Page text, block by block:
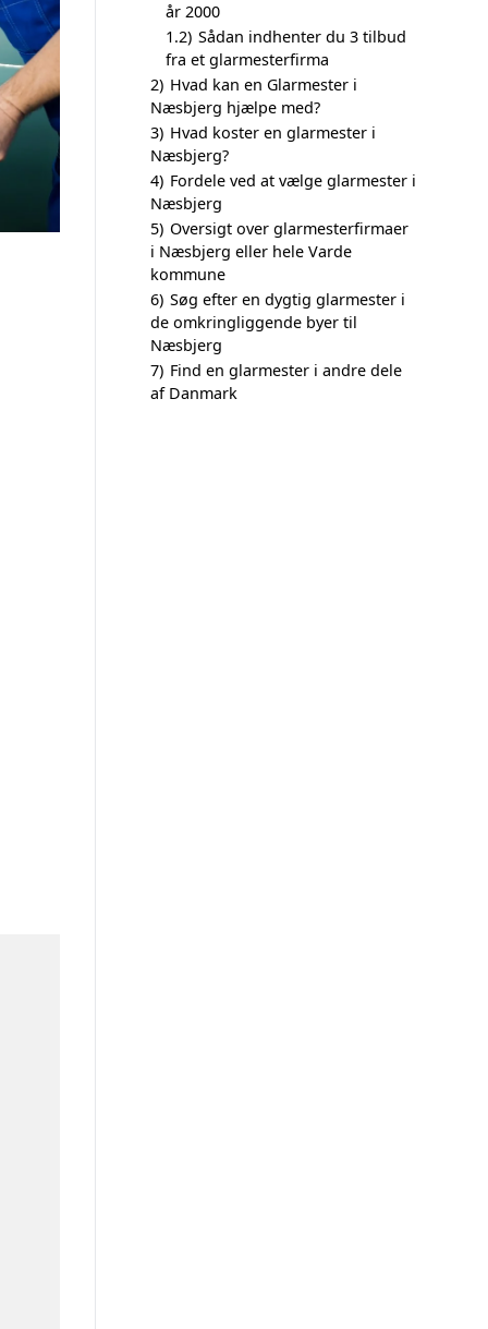
år 2000
1.2) Sådan indhenter du 3 tilbud
fra et glarmesterfirma
2) Hvad kan en Glarmester i
Næsbjerg hjælpe med?
3) Hvad koster en glarmester i
Næsbjerg?
4) Fordele ved at vælge glarmester i
Næsbjerg
5) Oversigt over glarmesterfirmaer
i Næsbjerg eller hele Varde
kommune
6) Søg efter en dygtig glarmester i
de omkringliggende byer til
Næsbjerg
7) Find en glarmester i andre dele
af Danmark